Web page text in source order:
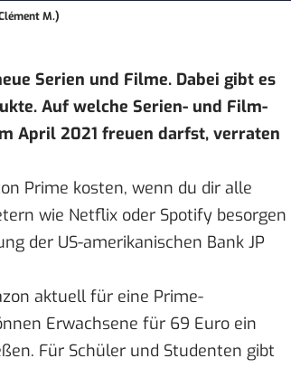
M.)
Serien und Filme. Dabei gibt es
Auf welche Serien- und Film-
April 2021 freuen darfst, verraten
Prime kosten, wenn du dir alle
wie Netflix oder Spotify besorgen
der US-amerikanischen Bank JP
aktuell für eine Prime-
Erwachsene für 69 Euro ein
Für Schüler und Studenten gibt